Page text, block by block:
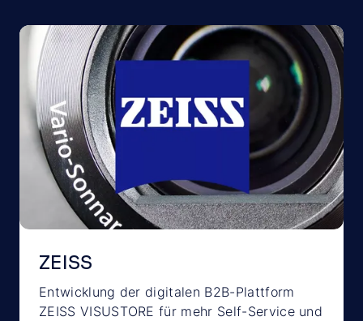
ZEISS
Entwicklung der digitalen B2B-Plattform
ZEISS VISUSTORE für mehr Self-Service und